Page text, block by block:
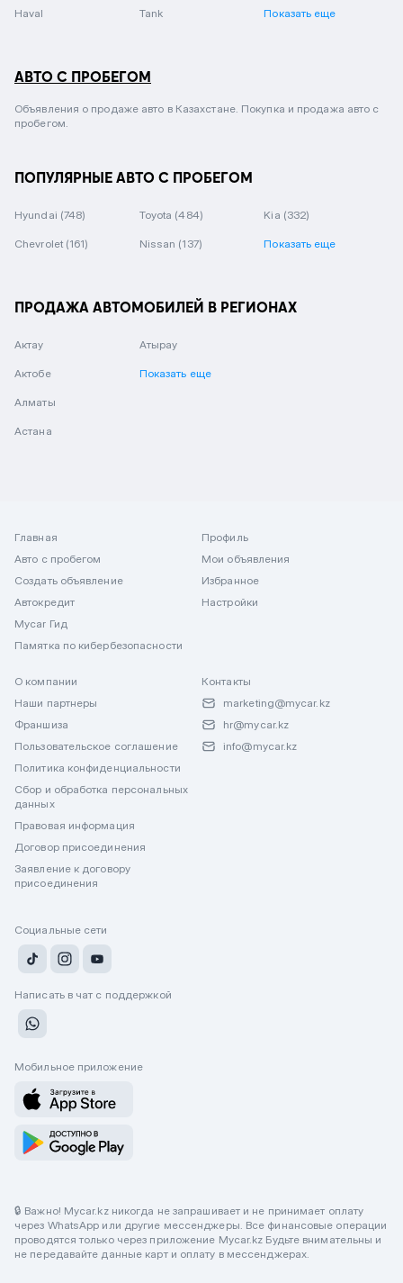
Haval Tank Показать еще
АВТО С ПРОБЕГОМ
Объявления о продаже авто в Казахстане. Покупка и продажа авто с
пробегом.
ПОПУЛЯРНЫЕ АВТО С ПРОБЕГОМ
Hyundai (748) Toyota (484) Kia (332)
Chevrolet (161) Nissan (137) Показать еще
ПРОДАЖА АВТОМОБИЛЕЙ В РЕГИОНАХ
Актау
Актобе
Алматы
Астана
Атырау
Показать еще
Главная
Авто с пробегом
Создать объявление
Автокредит
Mycar Гид
Памятка по кибербезопасности
Профиль
Мои объявления
Избранное
Настройки
О компании
Наши партнеры
Франшиза
Пользовательское соглашение
Политика конфиденциальности
Сбор и обработка персональных
данных
Правовая информация
Договор присоединения
Заявление к договору
присоединения
Контакты
marketing@mycar.kz
hr@mycar.kz
info@mycar.kz
Социальные сети
Написать в чат с поддержкой
Мобильное приложение
🔒 Важно! Mycar.kz никогда не запрашивает и не принимает оплату
через WhatsApp или другие мессенджеры. Все финансовые операции
проводятся только через приложение Mycar.kz Будьте внимательны и
не передавайте данные карт и оплату в мессенджерах.